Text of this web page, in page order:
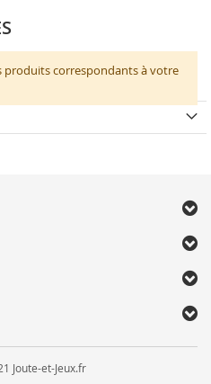
produits correspondants à votre
Joute-et-Jeux.fr